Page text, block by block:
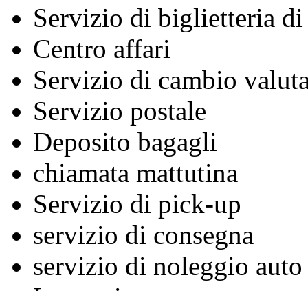
Servizio di biglietteria
Centro affari
Servizio di cambio
Servizio postale
Deposito bagagli
chiamata mattutina
Servizio di pick-up
servizio di consegna
servizio di noleggio auto